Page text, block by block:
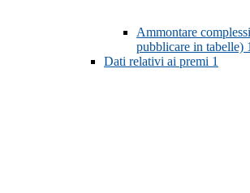
Ammontare
pubblicare in tabelle) 1
Dati relativi ai premi 1